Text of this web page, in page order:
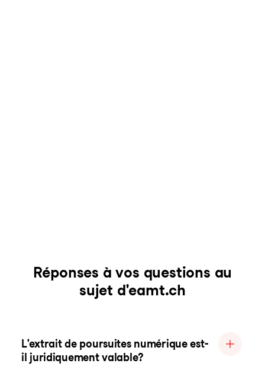
Réponses à vos questions au
sujet d'eamt.ch
L'extrait de poursuites numérique est-
il juridiquement valable?